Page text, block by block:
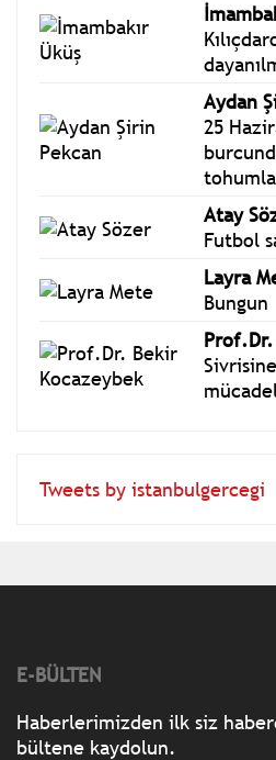
Aydan
25
Atay
Futbol
Layra
Bungun
Tweets by istanbulgercegi
E-BÜLTEN
Haberlerimizden ilk siz
bültene kaydolun.